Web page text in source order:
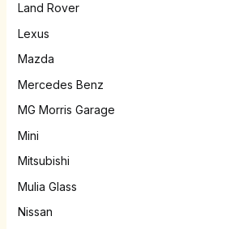
Land Rover
Lexus
Mazda
Mercedes Benz
MG Morris Garage
Mini
Mitsubishi
Mulia Glass
Nissan